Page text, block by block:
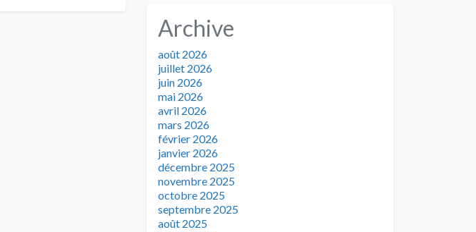
Archive
août 2026
juillet 2026
juin 2026
mai 2026
avril 2026
mars 2026
février 2026
janvier 2026
décembre 2025
novembre 2025
octobre 2025
septembre 2025
août 2025